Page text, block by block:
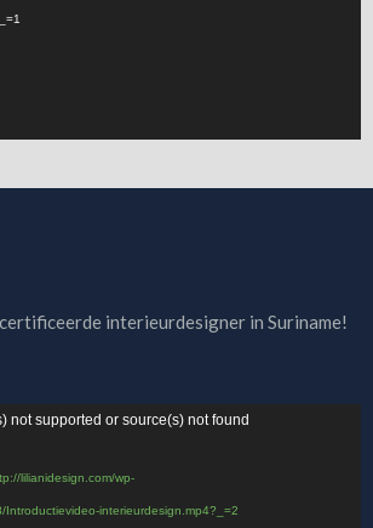
interieurdesigner in Suriname!
not supported or source(s) not found
lilianidesign.com/wp-
interieurdesign.mp4?_=2